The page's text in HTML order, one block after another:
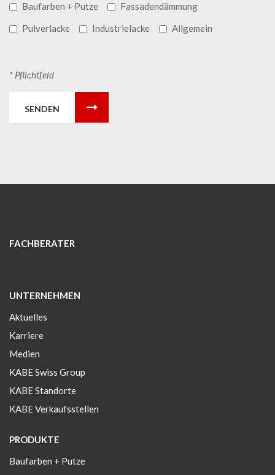
Baufarben + Putze
Fassadendämmung
Pulverlacke
Industrielacke Allgemein
* Pflichtfeld
SENDEN
FACHBERATER
UNTERNEHMEN
Aktuelles
Karriere
Medien
KABE Swiss Group
KABE Standorte
KABE Verkaufsstellen
PRODUKTE
Baufarben + Putze